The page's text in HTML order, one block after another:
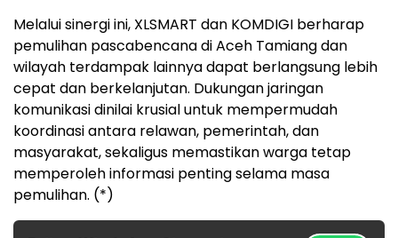
Melalui sinergi ini, XLSMART dan KOMDIGI berharap
pemulihan pascabencana di Aceh Tamiang dan
wilayah terdampak lainnya dapat berlangsung lebih
cepat dan berkelanjutan. Dukungan jaringan
komunikasi dinilai krusial untuk mempermudah
koordinasi antara relawan, pemerintah, dan
masyarakat, sekaligus memastikan warga tetap
memperoleh informasi penting selama masa
pemulihan. (*)